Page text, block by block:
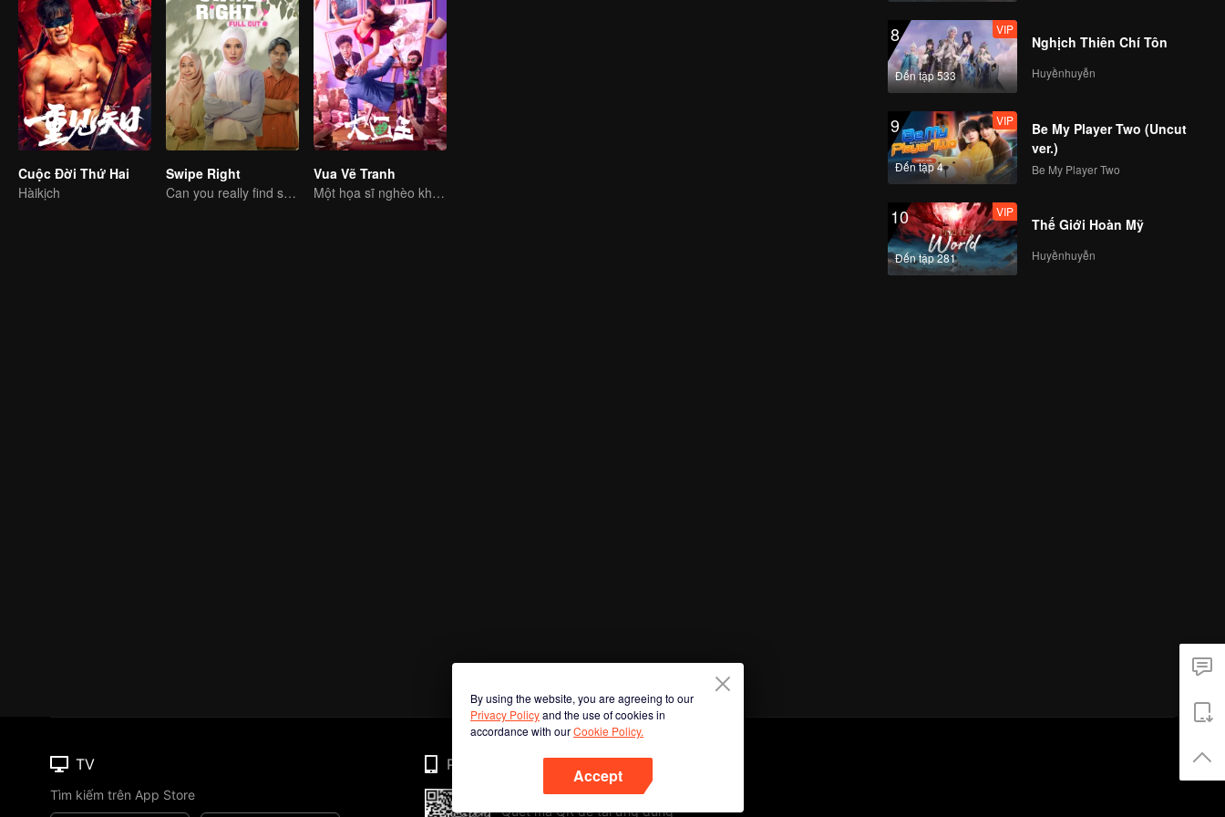
Cuộc Đời Thứ Hai
Hàikịch
Swipe Right
Can you really find soulmate through an app?
Vua Vẽ Tranh
Một họa sĩ nghèo khổ vô tình có được siêu năng lực của người ngoài hành tinh
8
Đến tập 533
VIP
Nghịch Thiên Chí Tôn
Huyềnhuyễn
9
Đến tập 4
VIP
Be My Player Two (Uncut
ver.)
Be My Player Two
10
Đến tập 281
VIP
Thế Giới Hoàn Mỹ
Huyềnhuyễn
By using the website, you are agreeing to our
Privacy Policyand the use of cookies in
accordance with ourCookie Policy.
Accept
TV
Tìm kiếm trên App Store
Phone
Quét mã QR để tải ứng dụng